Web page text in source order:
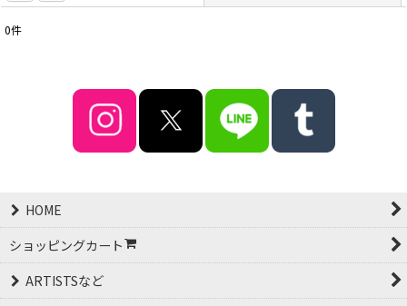
絞り込む
0件
HOME
ショッピングカート
ARTISTSなど